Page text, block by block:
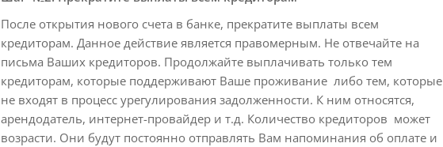
После открытия нового счета в банке, прекратите выплаты всем
кредиторам. Данное действие является правомерным. Не отвечайте на
письма Ваших кредиторов. Продолжайте выплачивать только тем
кредиторам, которые поддерживают Ваше проживание либо тем, которые
не входят в процесс урегулирования задолженности. К ним относятся,
арендодатель, интернет-провайдер и т.д. Количество кредиторов может
возрасти. Они будут постоянно отправлять Вам напоминания об оплате и